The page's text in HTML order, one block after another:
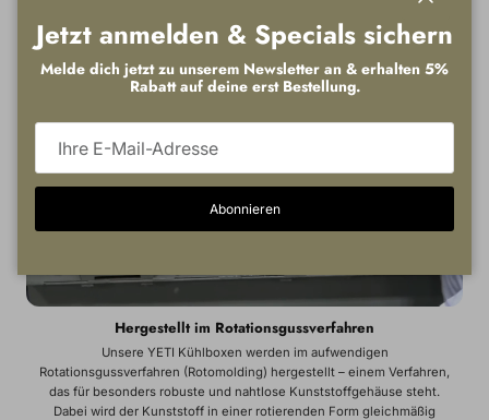
Hergestellt im Rotationsgussverfahren
Unsere YETI Kühlboxen werden im aufwendigen
Rotationsgussverfahren (Rotomolding) hergestellt – einem Verfahren,
das für besonders robuste und nahtlose Kunststoffgehäuse steht.
Dabei wird der Kunststoff in einer rotierenden Form gleichmäßig
Jetzt anmelden & Specials sichern
Melde dich jetzt zu unserem Newsletter an & erhalten 5%
Rabatt auf deine erst Bestellung.
Abonnieren